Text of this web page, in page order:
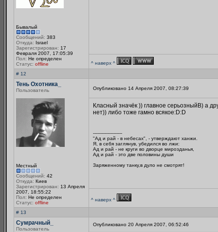
Бывалый
Сообщений: 383
Откуда: Israel
Зарегистрирован: 17
Февраля 2007, 17:05:39
Пол: Не определен
Статус: offline
^ наверх ^
# 12
Тень Охотника_
Пользователь
Местный
Сообщений: 42
Откуда: Киев
Зарегистрирован: 13 Апреля
2007, 18:55:22
Пол: Не определен
Статус: offline
Опубликовано 14 Апреля 2007, 08:27:39
Класный значёк )) главное серьозныйB) а
нет)) либо тоже гамно всякое:D:D
--------------------
"Ад и рай - в небесах", - утверждают ханжи.
Я, в себя заглянув, убедился во лжи:
Ад и рай - не круги во дворце мирозданья,
Ад и рай - это две половины души
Заряженному танку,в дуло не смотрят!
^ наверх ^
# 13
Сумрачный_
Пользователь
Опубликовано 20 Апреля 2007, 06:52:46